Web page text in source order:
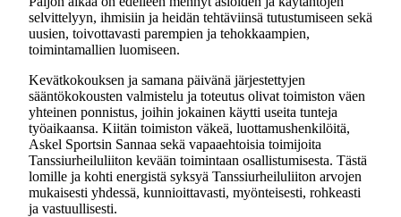
selvittelyyn, ihmisiin ja heidän tehtäviinsä tutustumiseen sekä
uusien, toivottavasti parempien ja tehokkaampien,
toimintamallien luomiseen.
Kevätkokouksen ja samana päivänä järjestettyjen
sääntökokousten valmistelu ja toteutus olivat toimiston väen
yhteinen ponnistus, joihin jokainen käytti useita tunteja
työaikaansa. Kiitän toimiston väkeä, luottamushenkilöitä,
Askel Sportsin Sannaa sekä vapaaehtoisia toimijoita
Tanssiurheiluliiton kevään toimintaan osallistumisesta. Tästä
lomille ja kohti energistä syksyä Tanssiurheiluliiton arvojen
mukaisesti yhdessä, kunnioittavasti, myönteisesti, rohkeasti
ja vastuullisesti.